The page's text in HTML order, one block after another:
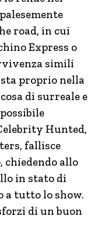
road, in cui
Express o
simili
proprio nella
di surreale e
Hunted,
fallisce
chiedendo allo
in stato di
a tutto lo show.
di un buon